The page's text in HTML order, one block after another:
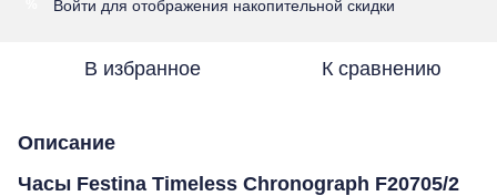
Войти для отображения накопительной скидки
В избранное К сравнению
Описание
Часы Festina Timeless Chronograph F20705/2